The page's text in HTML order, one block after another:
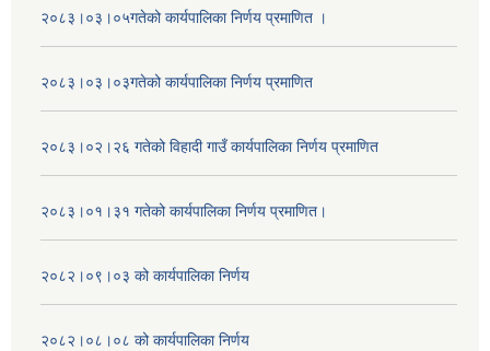
२०८३।०३।०५गतेको कार्यपालिका निर्णय प्रमाणित ।
२०८३।०३।०३गतेको कार्यपालिका निर्णय प्रमाणित
२०८३।०२।२६ गतेको विहादी गाउँ कार्यपालिका निर्णय प्रमाणित
२०८३।०१।३१ गतेको कार्यपालिका निर्णय प्रमाणित।
२०८२।०९।०३ को कार्यपालिका निर्णय
२०८२।०८।०८ को कार्यपालिका निर्णय